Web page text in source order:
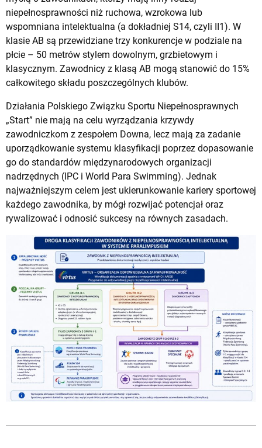
niepełnosprawności niż ruchowa, wzrokowa lub
wspomniana intelektualna (a dokładniej S14, czyli II1). W
klasie AB są przewidziane trzy konkurencje w podziale na
płcie – 50 metrów stylem dowolnym, grzbietowym i
klasycznym. Zawodnicy z klasą AB mogą stanowić do 15%
całkowitego składu poszczególnych klubów.
Działania Polskiego Związku Sportu Niepełnosprawnych
„Start” nie mają na celu wyrządzania krzywdy
zawodniczkom z zespołem Downa, lecz mają za zadanie
uporządkowanie systemu klasyfikacji poprzez dopasowanie
go do standardów międzynarodowych organizacji
nadrzędnych (IPC i World Para Swimming). Jednak
najważniejszym celem jest ukierunkowanie kariery sportowej
każdego zawodnika, by mógł rozwijać potencjał oraz
rywalizować i odnosić sukcesy na równych zasadach.